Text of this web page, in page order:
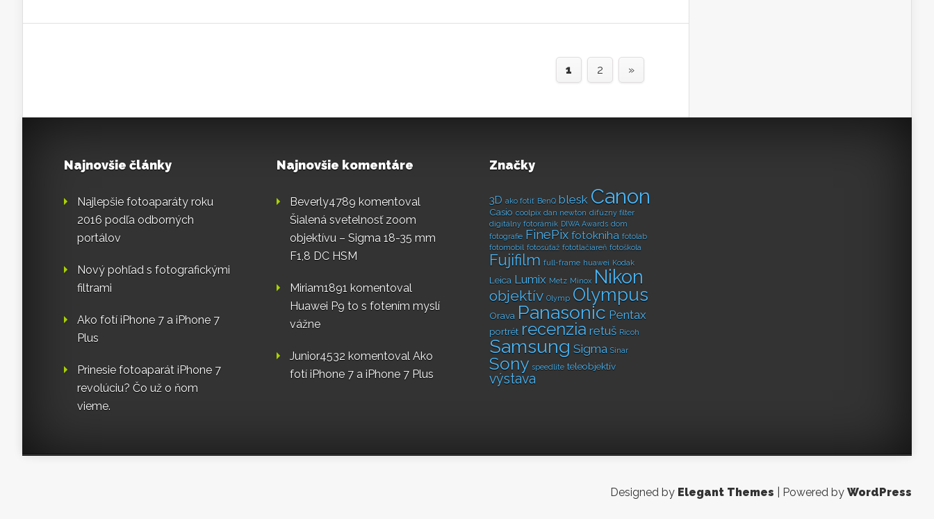
1 2 »
Najnovšie články
Najlepšie fotoaparáty roku
2016 podľa odborných
portálov
Nový pohľad s fotografickými
filtrami
Ako fotí iPhone 7 a iPhone 7
Plus
Prinesie fotoaparát iPhone 7
revolúciu? Čo už o ňom
vieme.
Najnovšie komentáre
Beverly4789 komentoval
Šialená svetelnosť zoom
objektívu – Sigma 18-35 mm
F1,8 DC HSM
Miriam1891 komentoval
Huawei P9 to s fotením myslí
vážne
Junior4532 komentoval Ako
fotí iPhone 7 a iPhone 7 Plus
Značky
3D ako fotiť BenQ blesk Canon
Casio coolpix dan newton difúzny filter
digitálny fotorámik DIWA Awards dom
fotografie FinePix fotokniha fotolab
fotomobil fotosúťaž fototlačiareň fotoškola
Fujifilm full-frame huawei Kodak
Leica Lumix Metz Minox Nikon
objektív Olymp Olympus
Orava Panasonic Pentax
portrét recenzia retuš Ricoh
Samsung Sigma Sinar
Sony speedlite teleobjektív
výstava
Designed by Elegant Themes | Powered by WordPress